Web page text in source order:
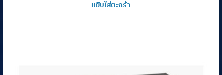
หยิบใส่ตะกร้า